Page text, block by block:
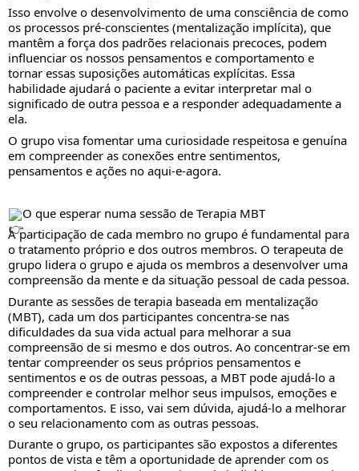
Isso envolve o desenvolvimento de uma consciência de como
os processos pré-conscientes (mentalização implícita), que
mantêm a força dos padrões relacionais precoces, podem
influenciar os nossos pensamentos e comportamento e
tornar essas suposições automáticas explícitas. Essa
habilidade ajudará o paciente a evitar interpretar mal o
significado de outra pessoa e a responder adequadamente a
ela.
O grupo visa fomentar uma curiosidade respeitosa e genuína
em compreender as conexões entre sentimentos,
pensamentos e ações no aqui-e-agora.
O que esperar numa sessão de Terapia MBT
A participação de cada membro no grupo é fundamental para
o tratamento próprio e dos outros membros. O terapeuta de
grupo lidera o grupo e ajuda os membros a desenvolver uma
compreensão da mente e da situação pessoal de cada pessoa.
Durante as sessões de terapia baseada em mentalização
(MBT), cada um dos participantes concentra-se nas
dificuldades da sua vida actual para melhorar a sua
compreensão de si mesmo e dos outros. Ao concentrar-se em
tentar compreender os seus próprios pensamentos e
sentimentos e os de outras pessoas, a MBT pode ajudá-lo a
compreender e controlar melhor seus impulsos, emoções e
comportamentos. E isso, vai sem dúvida, ajudá-lo a melhorar
o seu relacionamento com as outras pessoas.
Durante o grupo, os participantes são expostos a diferentes
pontos de vista e têm a oportunidade de aprender com os